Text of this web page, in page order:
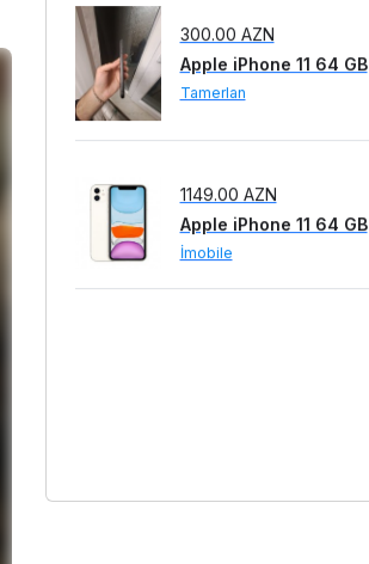
1149.00 AZN
Apple iPhone 11 64 GB
İmobile
1149.00 AZN
Apple iPhone 11 64 GB
İmobile